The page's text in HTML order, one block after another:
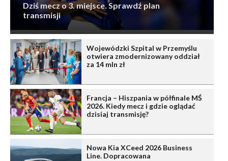
Dziś mecz o 3. miejsce. Sprawdź plan
transmisji
Wojewódzki Szpital w Przemyślu
otwiera zmodernizowany oddział
za 14 mln zł
Francja – Hiszpania w półfinale MŚ
2026. Kiedy mecz i gdzie oglądać
dzisiaj transmisję?
Nowa Kia XCeed 2026 Business
Line. Dopracowana